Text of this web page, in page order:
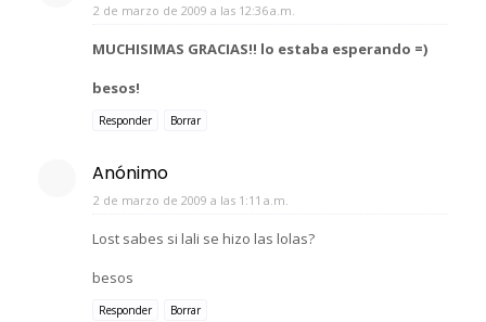
2 de marzo de 2009 a las 12:36 a.m.
MUCHISIMAS GRACIAS!! lo estaba esperando =)
besos!
Responder Borrar
Anónimo
2 de marzo de 2009 a las 1:11 a.m.
Lost sabes si lali se hizo las lolas?
besos
Responder Borrar